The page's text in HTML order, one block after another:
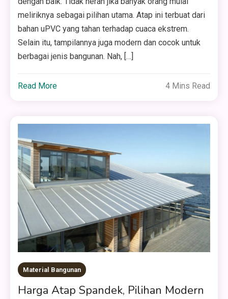
meliriknya sebagai pilihan utama. Atap ini terbuat dari
bahan uPVC yang tahan terhadap cuaca ekstrem.
Selain itu, tampilannya juga modern dan cocok untuk
berbagai jenis bangunan. Nah, […]
Read More 4 Mins Read
Material Bangunan
Harga Atap Spandek, Pilihan Modern